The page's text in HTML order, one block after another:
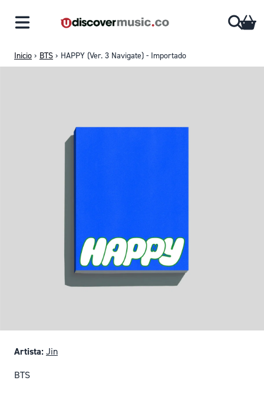
Inicio › BTS › HAPPY (Ver. 3 Navigate) - Importado
Artista:Jin
BTS